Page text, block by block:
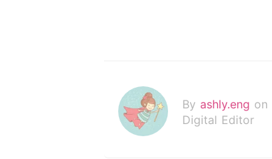
By ashly.eng on
Digital Editor